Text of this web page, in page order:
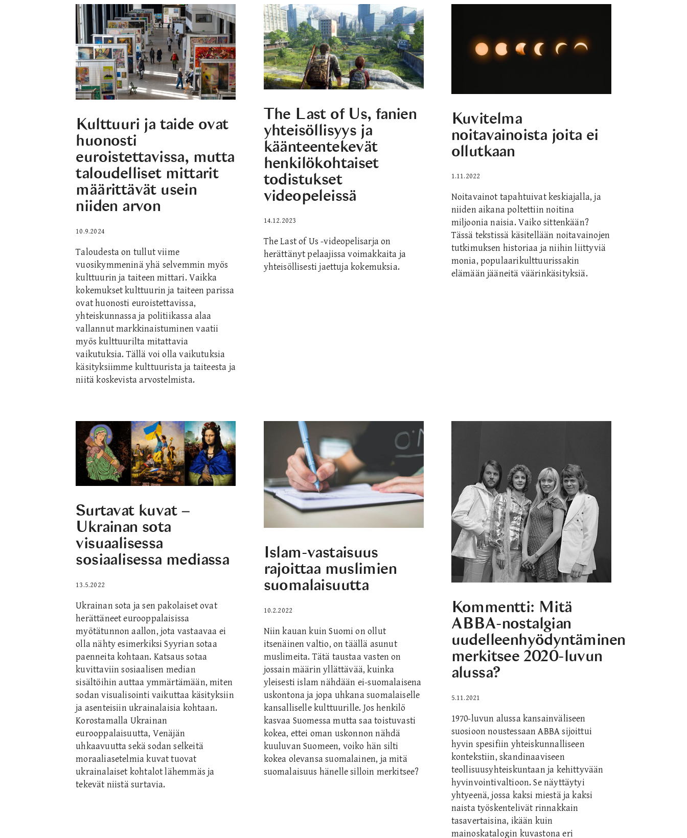
Kulttuuri ja taide ovat
huonosti
euroistettavissa, mutta
taloudelliset mittarit
määrittävät usein
niiden arvon
10.9.2024
Taloudesta on tullut viime
vuosikymmeninä yhä selvemmin myös
kulttuurin ja taiteen mittari. Vaikka
kokemukset kulttuurin ja taiteen parissa
ovat huonosti euroistettavissa,
yhteiskunnassa ja politiikassa alaa
vallannut markkinaistuminen vaatii
myös kulttuurilta mitattavia
vaikutuksia. Tällä voi olla vaikutuksia
käsityksiimme kulttuurista ja taiteesta ja
niitä koskevista arvostelmista.
The Last of Us, fanien
yhteisöllisyys ja
käänteentekevät
henkilökohtaiset
todistukset
videopeleissä
14.12.2023
The Last of Us -videopelisarja on
herättänyt pelaajissa voimakkaita ja
yhteisöllisesti jaettuja kokemuksia.
Kuvitelma
noitavainoista joita ei
ollutkaan
1.11.2022
Noitavainot tapahtuivat keskiajalla, ja
niiden aikana poltettiin noitina
miljoonia naisia. Vaiko sittenkään?
Tässä tekstissä käsitellään noitavainojen
tutkimuksen historiaa ja niihin liittyviä
monia, populaarikulttuurissakin
elämään jääneitä väärinkäsityksiä.
Surtavat kuvat –
Ukrainan sota
visuaalisessa
sosiaalisessa mediassa
13.5.2022
Ukrainan sota ja sen pakolaiset ovat
herättäneet eurooppalaisissa
myötätunnon aallon, jota vastaavaa ei
olla nähty esimerkiksi Syyrian sotaa
paenneita kohtaan. Katsaus sotaa
kuvittaviin sosiaalisen median
sisältöihin auttaa ymmärtämään, miten
sodan visualisointi vaikuttaa käsityksiin
ja asenteisiin ukrainalaisia kohtaan.
Korostamalla Ukrainan
eurooppalaisuutta, Venäjän
uhkaavuutta sekä sodan selkeitä
moraaliasetelmia kuvat tuovat
ukrainalaiset kohtalot lähemmäs ja
tekevät niistä surtavia.
Islam-vastaisuus
rajoittaa muslimien
suomalaisuutta
10.2.2022
Niin kauan kuin Suomi on ollut
itsenäinen valtio, on täällä asunut
muslimeita. Tätä taustaa vasten on
jossain määrin yllättävää, kuinka
yleisesti islam nähdään ei-suomalaisena
uskontona ja jopa uhkana suomalaiselle
kansalliselle kulttuurille. Jos henkilö
kasvaa Suomessa mutta saa toistuvasti
kokea, ettei oman uskonnon nähdä
kuuluvan Suomeen, voiko hän silti
kokea olevansa suomalainen, ja mitä
suomalaisuus hänelle silloin merkitsee?
Kommentti: Mitä
ABBA-nostalgian
uudelleenhyödyntäminen
merkitsee 2020-luvun
alussa?
5.11.2021
1970-luvun alussa kansainväliseen
suosioon noustessaan ABBA sijoittui
hyvin spesifiin yhteiskunnalliseen
kontekstiin, skandinaaviseen
teollisuusyhteiskuntaan ja kehittyvään
hyvinvointivaltioon. Se näyttäytyi
yhtyeenä, jossa kaksi miestä ja kaksi
naista työskentelivät rinnakkain
tasavertaisina, ikään kuin
mainoskatalogin kuvastona eri